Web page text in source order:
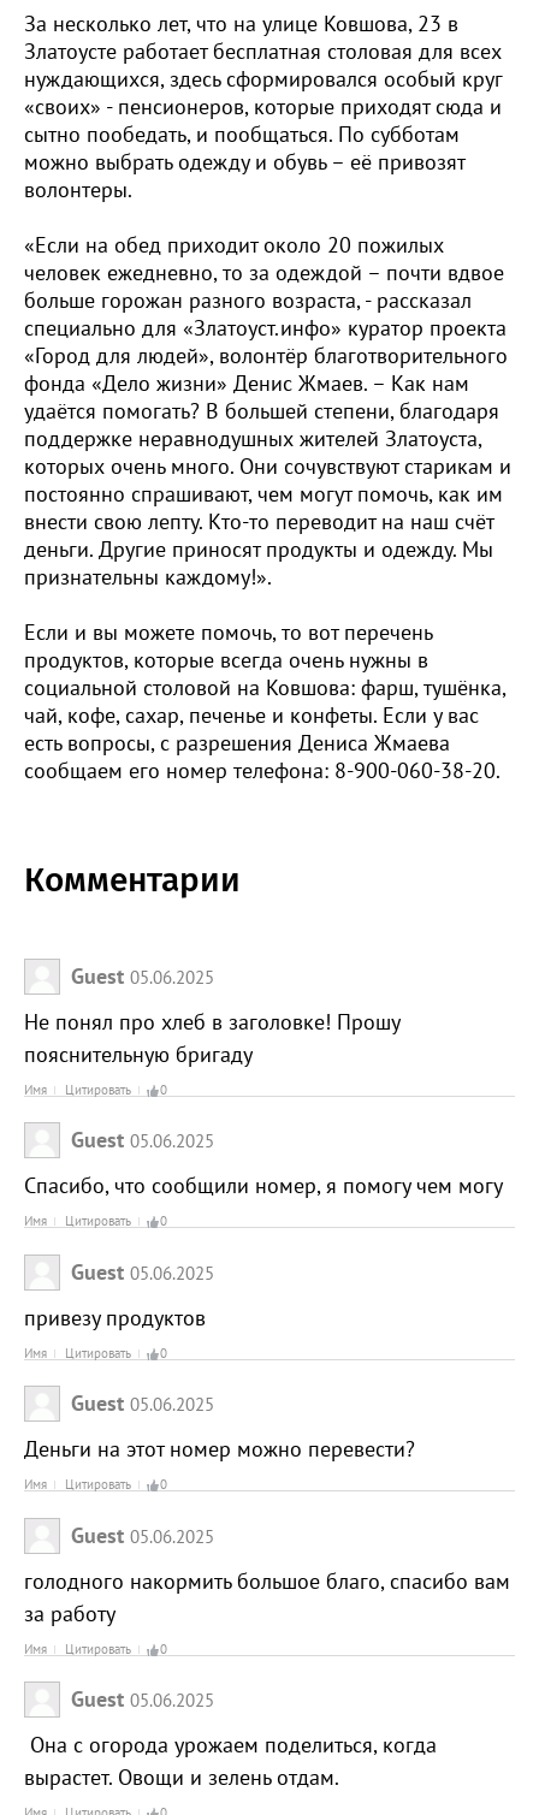
За несколько лет, что на улице Ковшова, 23 в
Златоусте работает бесплатная столовая для всех
нуждающихся, здесь сформировался особый круг
«своих» - пенсионеров, которые приходят сюда и
сытно пообедать, и пообщаться. По субботам
можно выбрать одежду и обувь – её привозят
волонтеры.
«Если на обед приходит около 20 пожилых
человек ежедневно, то за одеждой – почти вдвое
больше горожан разного возраста, - рассказал
специально для «Златоуст.инфо» куратор проекта
«Город для людей», волонтёр благотворительного
фонда «Дело жизни» Денис Жмаев. – Как нам
удаётся помогать? В большей степени, благодаря
поддержке неравнодушных жителей Златоуста,
которых очень много. Они сочувствуют старикам и
постоянно спрашивают, чем могут помочь, как им
внести свою лепту. Кто-то переводит на наш счёт
деньги. Другие приносят продукты и одежду. Мы
признательны каждому!».
Если и вы можете помочь, то вот перечень
продуктов, которые всегда очень нужны в
социальной столовой на Ковшова: фарш, тушёнка,
чай, кофе, сахар, печенье и конфеты. Если у вас
есть вопросы, с разрешения Дениса Жмаева
сообщаем его номер телефона: 8-900-060-38-20.
Комментарии
Guest 05.06.2025
Не понял про хлеб в заголовке! Прошу
пояснительную бригаду
Имя Цитировать 0
Guest 05.06.2025
Спасибо, что сообщили номер, я помогу чем могу
Имя Цитировать 0
Guest 05.06.2025
привезу продуктов
Имя Цитировать 0
Guest 05.06.2025
Деньги на этот номер можно перевести?
Имя Цитировать 0
Guest 05.06.2025
голодного накормить большое благо, спасибо вам
за работу
Имя Цитировать 0
Guest 05.06.2025
Она с огорода урожаем поделиться, когда
вырастет. Овощи и зелень отдам.